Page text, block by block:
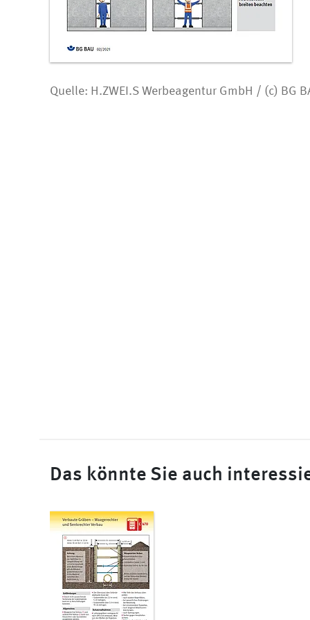
Quelle: H.ZWEI.S Werbeagentur GmbH / (c) BG
Das könnte Sie auch